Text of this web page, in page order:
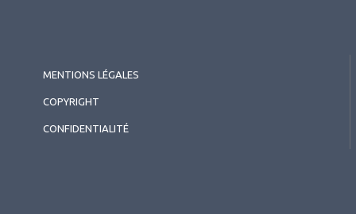
MENTIONS LÉGALES
COPYRIGHT
CONFIDENTIALITÉ